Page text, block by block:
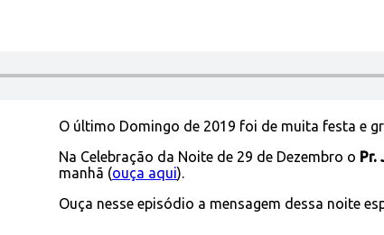
O último Domingo de 2019 foi de muita festa e
Na Celebração da Noite de 29 de Dezembro o Pr.
manhã (ouça aqui).
Ouça nesse episódio a mensagem dessa noite